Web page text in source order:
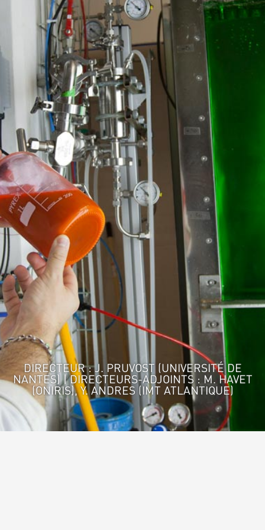
DIRECTEUR : J. PRUVOST (UNIVERSITÉ DE
NANTES) | DIRECTEURS-ADJOINTS : M. HAVET
(ONIRIS), Y. ANDRES (IMT ATLANTIQUE)
Accueil